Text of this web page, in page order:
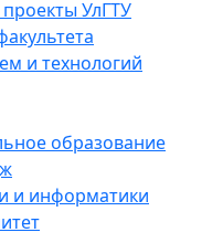
УлГТУ
и технологий
образование
и информатики